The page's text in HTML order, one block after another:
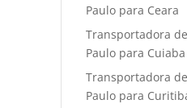
Paulo para Ceara
Transportadora
Paulo para Cuiaba
Transportadora
Paulo para